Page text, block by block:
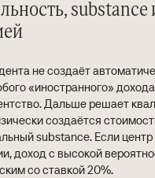
substance
не создаёт
«иностранного»
Дальше решает
создаётся
substance. Если
доход с высокой
со ставкой 20%.